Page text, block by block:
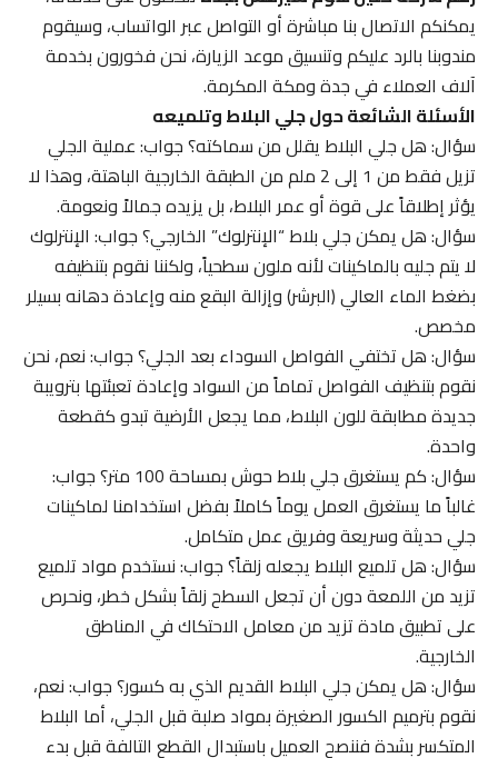
يمكنكم الاتصال بنا مباشرة أو التواصل عبر الواتساب، وسيقوم
مندوبنا بالرد عليكم وتنسيق موعد الزيارة، نحن فخورون بخدمة
آلاف العملاء في جدة ومكة المكرمة.
الأسئلة الشائعة حول جلي البلاط وتلميعه
سؤال: هل جلي البلاط يقلل من سماكته؟ جواب: عملية الجلي
تزيل فقط من 1 إلى 2 ملم من الطبقة الخارجية الباهتة، وهذا لا
يؤثر إطلاقاً على قوة أو عمر البلاط، بل يزيده جمالاً ونعومة.
سؤال: هل يمكن جلي بلاط “الإنترلوك” الخارجي؟ جواب: الإنترلوك
لا يتم جليه بالماكينات لأنه ملون سطحياً، ولكننا نقوم بتنظيفه
بضغط الماء العالي (البرشر) وإزالة البقع منه وإعادة دهانه بسيلر
مخصص.
سؤال: هل تختفي الفواصل السوداء بعد الجلي؟ جواب: نعم، نحن
نقوم بتنظيف الفواصل تماماً من السواد وإعادة تعبئتها بترويبة
جديدة مطابقة للون البلاط، مما يجعل الأرضية تبدو كقطعة
واحدة.
سؤال: كم يستغرق جلي بلاط حوش بمساحة 100 متر؟ جواب:
غالباً ما يستغرق العمل يوماً كاملاً بفضل استخدامنا لماكينات
جلي حديثة وسريعة وفريق عمل متكامل.
سؤال: هل تلميع البلاط يجعله زلقاً؟ جواب: نستخدم مواد تلميع
تزيد من اللمعة دون أن تجعل السطح زلقاً بشكل خطر، ونحرص
على تطبيق مادة تزيد من معامل الاحتكاك في المناطق
الخارجية.
سؤال: هل يمكن جلي البلاط القديم الذي به كسور؟ جواب: نعم،
نقوم بترميم الكسور الصغيرة بمواد صلبة قبل الجلي، أما البلاط
المتكسر بشدة فننصح العميل باستبدال القطع التالفة قبل بدء